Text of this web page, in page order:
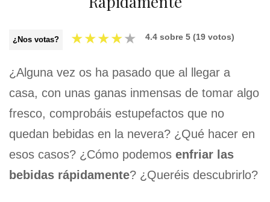
¿Nos votas? ★★★★★ 4.4 sobre 5 (19 votos)
¿Alguna vez os ha pasado que al llegar a
casa, con unas ganas inmensas de tomar algo
fresco, comprobáis estupefactos que no
quedan bebidas en la nevera? ¿Qué hacer en
esos casos? ¿Cómo podemos enfriar las
bebidas rápidamente? ¿Queréis descubrirlo?